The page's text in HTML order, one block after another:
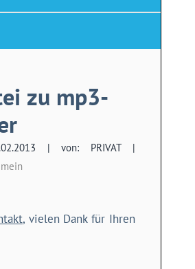
zu mp3-
| von: PRIVAT |
, vielen Dank für Ihren